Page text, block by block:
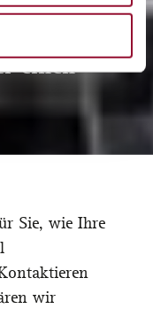
einen
Sie, wie Ihre
wir